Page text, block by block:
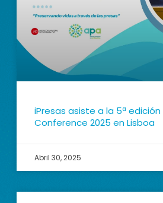
iPresas asiste a la 5ª
Conference 2025 en Lisboa
Abril 30, 2025